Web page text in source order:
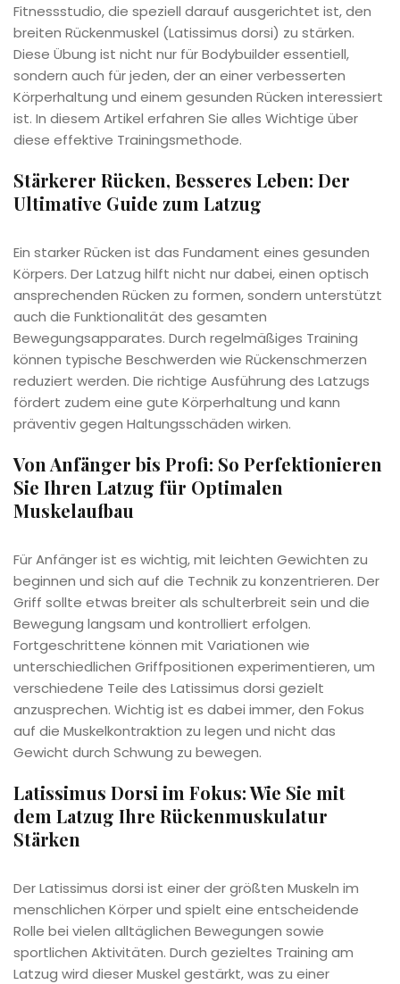
Fitnessstudio, die speziell darauf ausgerichtet ist, den
breiten Rückenmuskel (Latissimus dorsi) zu stärken.
Diese Übung ist nicht nur für Bodybuilder essentiell,
sondern auch für jeden, der an einer verbesserten
Körperhaltung und einem gesunden Rücken interessiert
ist. In diesem Artikel erfahren Sie alles Wichtige über
diese effektive Trainingsmethode.
Stärkerer Rücken, Besseres Leben: Der
Ultimative Guide zum Latzug
Ein starker Rücken ist das Fundament eines gesunden
Körpers. Der Latzug hilft nicht nur dabei, einen optisch
ansprechenden Rücken zu formen, sondern unterstützt
auch die Funktionalität des gesamten
Bewegungsapparates. Durch regelmäßiges Training
können typische Beschwerden wie Rückenschmerzen
reduziert werden. Die richtige Ausführung des Latzugs
fördert zudem eine gute Körperhaltung und kann
präventiv gegen Haltungsschäden wirken.
Von Anfänger bis Profi: So Perfektionieren
Sie Ihren Latzug für Optimalen
Muskelaufbau
Für Anfänger ist es wichtig, mit leichten Gewichten zu
beginnen und sich auf die Technik zu konzentrieren. Der
Griff sollte etwas breiter als schulterbreit sein und die
Bewegung langsam und kontrolliert erfolgen.
Fortgeschrittene können mit Variationen wie
unterschiedlichen Griffpositionen experimentieren, um
verschiedene Teile des Latissimus dorsi gezielt
anzusprechen. Wichtig ist es dabei immer, den Fokus
auf die Muskelkontraktion zu legen und nicht das
Gewicht durch Schwung zu bewegen.
Latissimus Dorsi im Fokus: Wie Sie mit
dem Latzug Ihre Rückenmuskulatur
Stärken
Der Latissimus dorsi ist einer der größten Muskeln im
menschlichen Körper und spielt eine entscheidende
Rolle bei vielen alltäglichen Bewegungen sowie
sportlichen Aktivitäten. Durch gezieltes Training am
Latzug wird dieser Muskel gestärkt, was zu einer